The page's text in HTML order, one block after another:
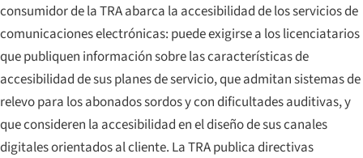
consumidor de la TRA abarca la accesibilidad de los servicios de
comunicaciones electrónicas: puede exigirse a los licenciatarios
que publiquen información sobre las características de
accesibilidad de sus planes de servicio, que admitan sistemas de
relevo para los abonados sordos y con dificultades auditivas, y
que consideren la accesibilidad en el diseño de sus canales
digitales orientados al cliente. La TRA publica directivas